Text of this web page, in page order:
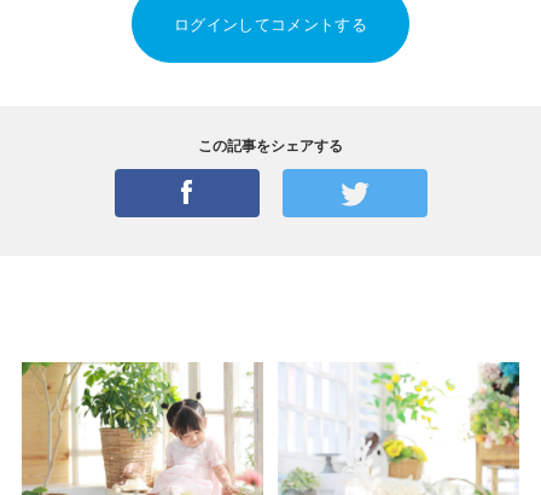
ログインしてコメントする
この記事をシェアする